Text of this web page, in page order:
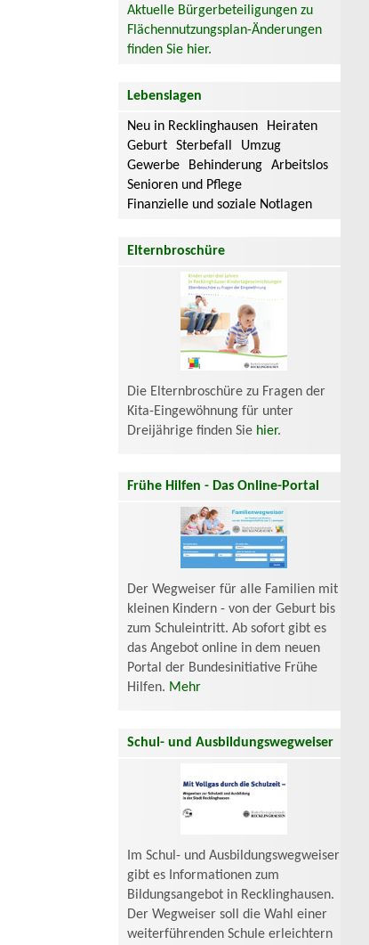
Aktuelle Bürgerbeteiligungen zu
Flächennutzungsplan-Änderungen
finden Sie hier.
Lebenslagen
Neu in Recklinghausen
Heiraten
Geburt
Sterbefall
Umzug
Gewerbe
Behinderung
Arbeitslos
Senioren und Pflege
Finanzielle und soziale Notlagen
Elternbroschüre
Die Elternbroschüre zu Fragen der
Kita-Eingewöhnung für unter
Dreijährige finden Sie hier.
Frühe Hilfen - Das Online-Portal
Der Wegweiser für alle Familien mit
kleinen Kindern - von der Geburt bis
zum Schuleintritt. Ab sofort gibt es
das Angebot online in dem neuen
Portal der Bundesinitiative Frühe
Hilfen. Mehr
Schul- und Ausbildungswegweiser
Im Schul- und Ausbildungswegweiser
gibt es Informationen zum
Bildungsangebot in Recklinghausen.
Der Wegweiser soll die Wahl einer
weiterführenden Schule erleichtern